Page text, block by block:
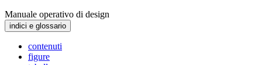
Manuale operativo di design
indici e glossario
contenuti
figure